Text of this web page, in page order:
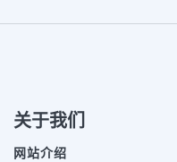
关于我们
网站介绍